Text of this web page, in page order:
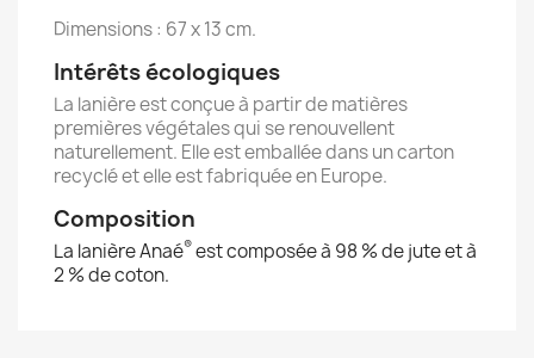
Dimensions : 67 x 13 cm.
Intérêts écologiques
La lanière est conçue à partir de matières
premières végétales qui se renouvellent
naturellement. Elle est emballée dans un carton
recyclé et elle est fabriquée en Europe.
Composition
La lanière Anaé®est composée à 98 % de jute et à
2 % de coton.